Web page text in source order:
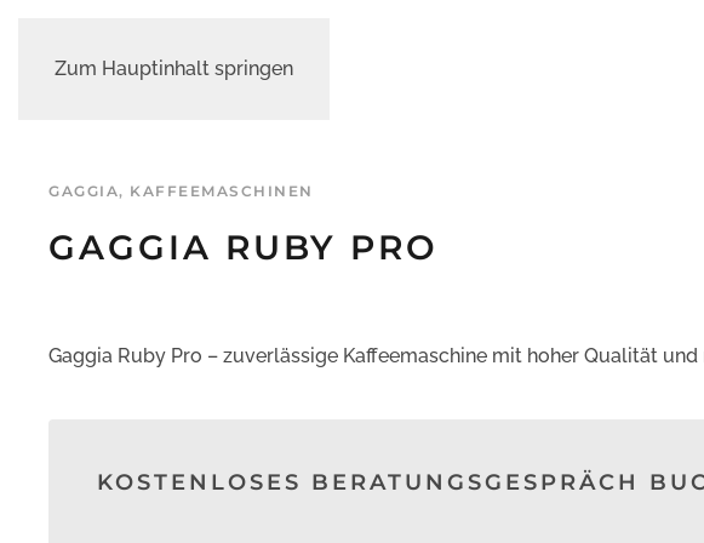
Zum Hauptinhalt springen
GAGGIA, KAFFEEMASCHINEN
GAGGIA RUBY PRO
Gaggia Ruby Pro – zuverlässige Kaffeemaschine mit hoher Qualität
KOSTENLOSES BERATUNGSGESPRÄCH